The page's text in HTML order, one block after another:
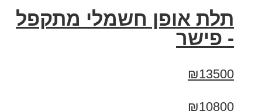
תלת אופן חשמלי מתקפל
- פישר
₪13500
₪10800